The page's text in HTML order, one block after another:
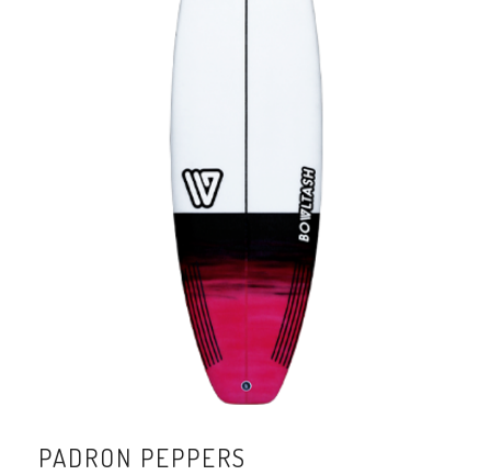
PADRON PEPPERS